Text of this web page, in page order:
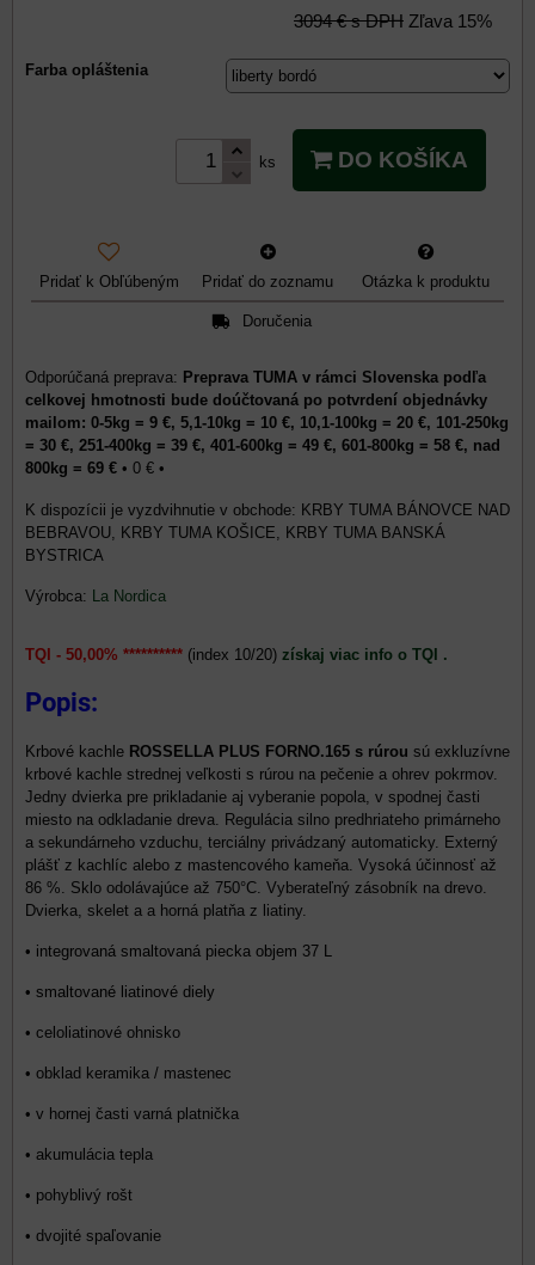
3094 € s DPH Zľava 15%
Farba opláštenia
ks DO KOŠÍKA
Pridať k Obľúbeným Pridať do zoznamu Otázka k produktu
Doručenia
Preprava TUMA v rámci Slovenska podľa
celkovej hmotnosti bude doúčtovaná po potvrdení objednávky
mailom: 0-5kg = 9 €, 5,1-10kg = 10 €, 10,1-100kg = 20 €, 101-250kg
= 30 €, 251-400kg = 39 €, 401-600kg = 49 €, 601-800kg = 58 €, nad
800kg = 69 € • 0 € •
KRBY TUMA BÁNOVCE NAD
BEBRAVOU, KRBY TUMA KOŠICE, KRBY TUMA BANSKÁ
BYSTRICA
Výrobca: La Nordica
TQI - 50,00% ********** (index 10/20) získaj viac info o TQI .
Popis:
Krbové kachle ROSSELLA PLUS FORNO.165 s rúrou sú exkluzívne
krbové kachle strednej veľkosti s rúrou na pečenie a ohrev pokrmov.
Jedny dvierka pre prikladanie aj vyberanie popola, v spodnej časti
miesto na odkladanie dreva. Regulácia silno predhriateho primárneho
a sekundárneho vzduchu, terciálny privádzaný automaticky. Externý
plášť z kachlíc alebo z mastencového kameňa. Vysoká účinnosť až
86 %. Sklo odolávajúce až 750°C. Vyberateľný zásobník na drevo.
Dvierka, skelet a a horná platňa z liatiny.
• integrovaná smaltovaná piecka objem 37 L
• smaltované liatinové diely
• celoliatinové ohnisko
• obklad keramika / mastenec
• v hornej časti varná platnička
• akumulácia tepla
• pohyblivý rošt
• dvojité spaľovanie